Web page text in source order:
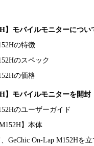
】モバイルモニターについ
の特徴
のスペック
の価格
】モバイルモニターを開封
のユーザーガイド
】本体
GeChic On-Lap M152Hを